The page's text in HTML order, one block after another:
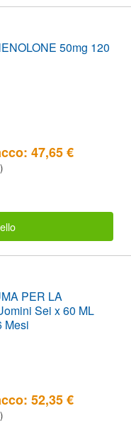
50mg 120
47,65 €
PER LA
Sei x 60 ML
Mesi
52,35 €